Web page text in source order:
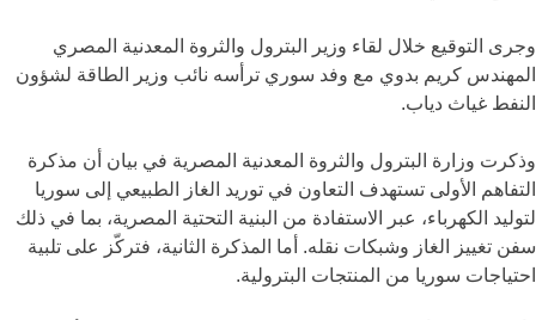
وجرى التوقيع خلال لقاء وزير البترول والثروة المعدنية المصري
المهندس كريم بدوي مع وفد سوري ترأسه نائب وزير الطاقة لشؤون
النفط غياث دياب.
وذكرت وزارة البترول والثروة المعدنية المصرية في بيان أن مذكرة
التفاهم الأولى تستهدف التعاون في توريد الغاز الطبيعي إلى سوريا
لتوليد الكهرباء، عبر الاستفادة من البنية التحتية المصرية، بما في ذلك
سفن تغييز الغاز وشبكات نقله. أما المذكرة الثانية، فتركّز على تلبية
احتياجات سوريا من المنتجات البترولية.